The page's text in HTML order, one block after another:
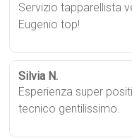
Servizio tapparellista
Eugenio top!
Silvia N.
Esperienza super
tecnico gentilissimo.